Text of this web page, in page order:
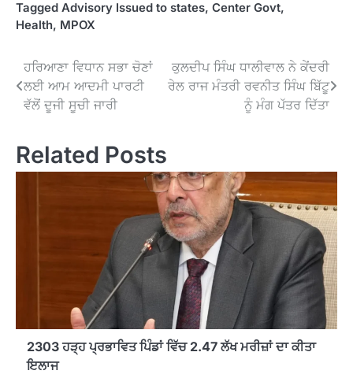
Tagged Advisory Issued to states, Center Govt,
Health, MPOX
Post
navigation
ਹਰਿਆਣਾ ਵਿਧਾਨ ਸਭਾ ਚੋਣਾਂ
ਲਈ ਆਮ ਆਦਮੀ ਪਾਰਟੀ
ਵੱਲੋਂ ਦੂਜੀ ਸੂਚੀ ਜਾਰੀ
ਕੁਲਦੀਪ ਸਿੰਘ ਧਾਲੀਵਾਲ ਨੇ ਕੇਂਦਰੀ
ਰੇਲ ਰਾਜ ਮੰਤਰੀ ਰਵਨੀਤ ਸਿੰਘ ਬਿੱਟੂ
ਨੂੰ ਮੰਗ ਪੱਤਰ ਦਿੱਤਾ
Related Posts
2303 ਹੜ੍ਹ ਪ੍ਰਭਾਵਿਤ ਪਿੰਡਾਂ ਵਿੱਚ 2.47 ਲੱਖ ਮਰੀਜ਼ਾਂ ਦਾ ਕੀਤਾ
ਇਲਾਜ